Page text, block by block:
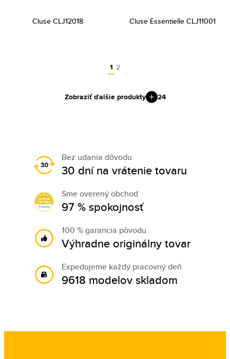
Cluse CLJ12018 Cluse Essentielle CLJ11001
1 2
Zobraziť ďalšie produkty 24
Bez udania dôvodu
30 dní na vrátenie tovaru
Sme overený obchod
97 % spokojnosť
100 % garancia pôvodu
Výhradne originálny tovar
Expedujeme každý pracovný deň
9618 modelov skladom